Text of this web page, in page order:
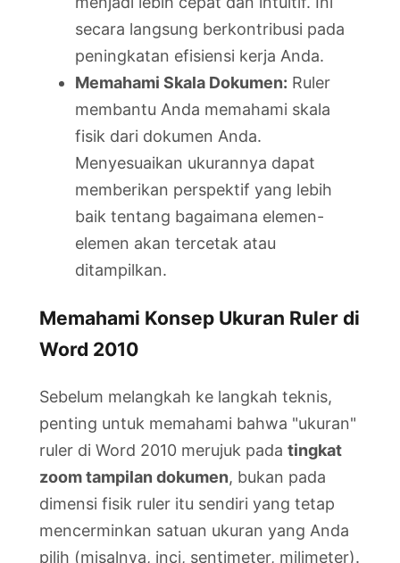
secara langsung berkontribusi pada
peningkatan efisiensi kerja Anda.
Memahami Skala Dokumen: Ruler
membantu Anda memahami skala
fisik dari dokumen Anda.
Menyesuaikan ukurannya dapat
memberikan perspektif yang lebih
baik tentang bagaimana elemen-
elemen akan tercetak atau
ditampilkan.
Memahami Konsep Ukuran Ruler di
Word 2010
Sebelum melangkah ke langkah teknis,
penting untuk memahami bahwa "ukuran"
ruler di Word 2010 merujuk pada tingkat
zoom tampilan dokumen, bukan pada
dimensi fisik ruler itu sendiri yang tetap
mencerminkan satuan ukuran yang Anda
pilih (misalnya, inci, sentimeter, milimeter).